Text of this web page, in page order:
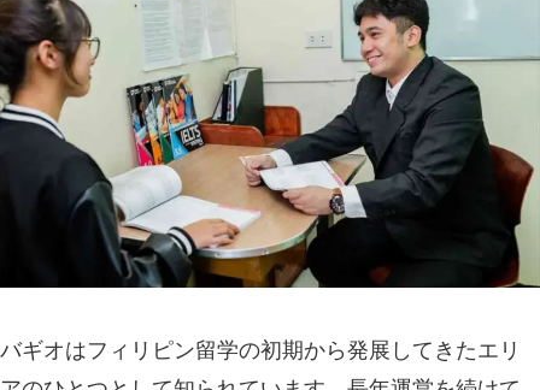
バギオはフィリピン留学の初期から発展してきたエリ